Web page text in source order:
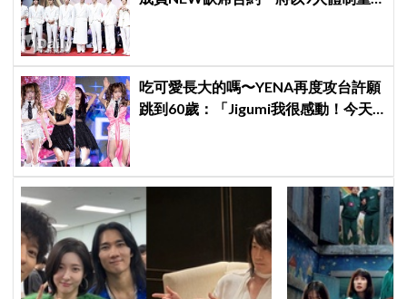
吃可愛長大的嗎〜YENA再度攻台許願
跳到60歲：「Jigumi我很感動！今天